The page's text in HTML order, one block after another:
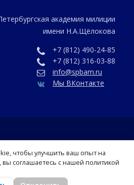
академия милиции
имени Н.А.Щёлокова
+7 (812) 490-24-85
+7 (812) 316-03-88
info@spbam.ru
Мы ВКонтакте
чтобы улучшить ваш опыт на
соглашаетесь с нашей политикой